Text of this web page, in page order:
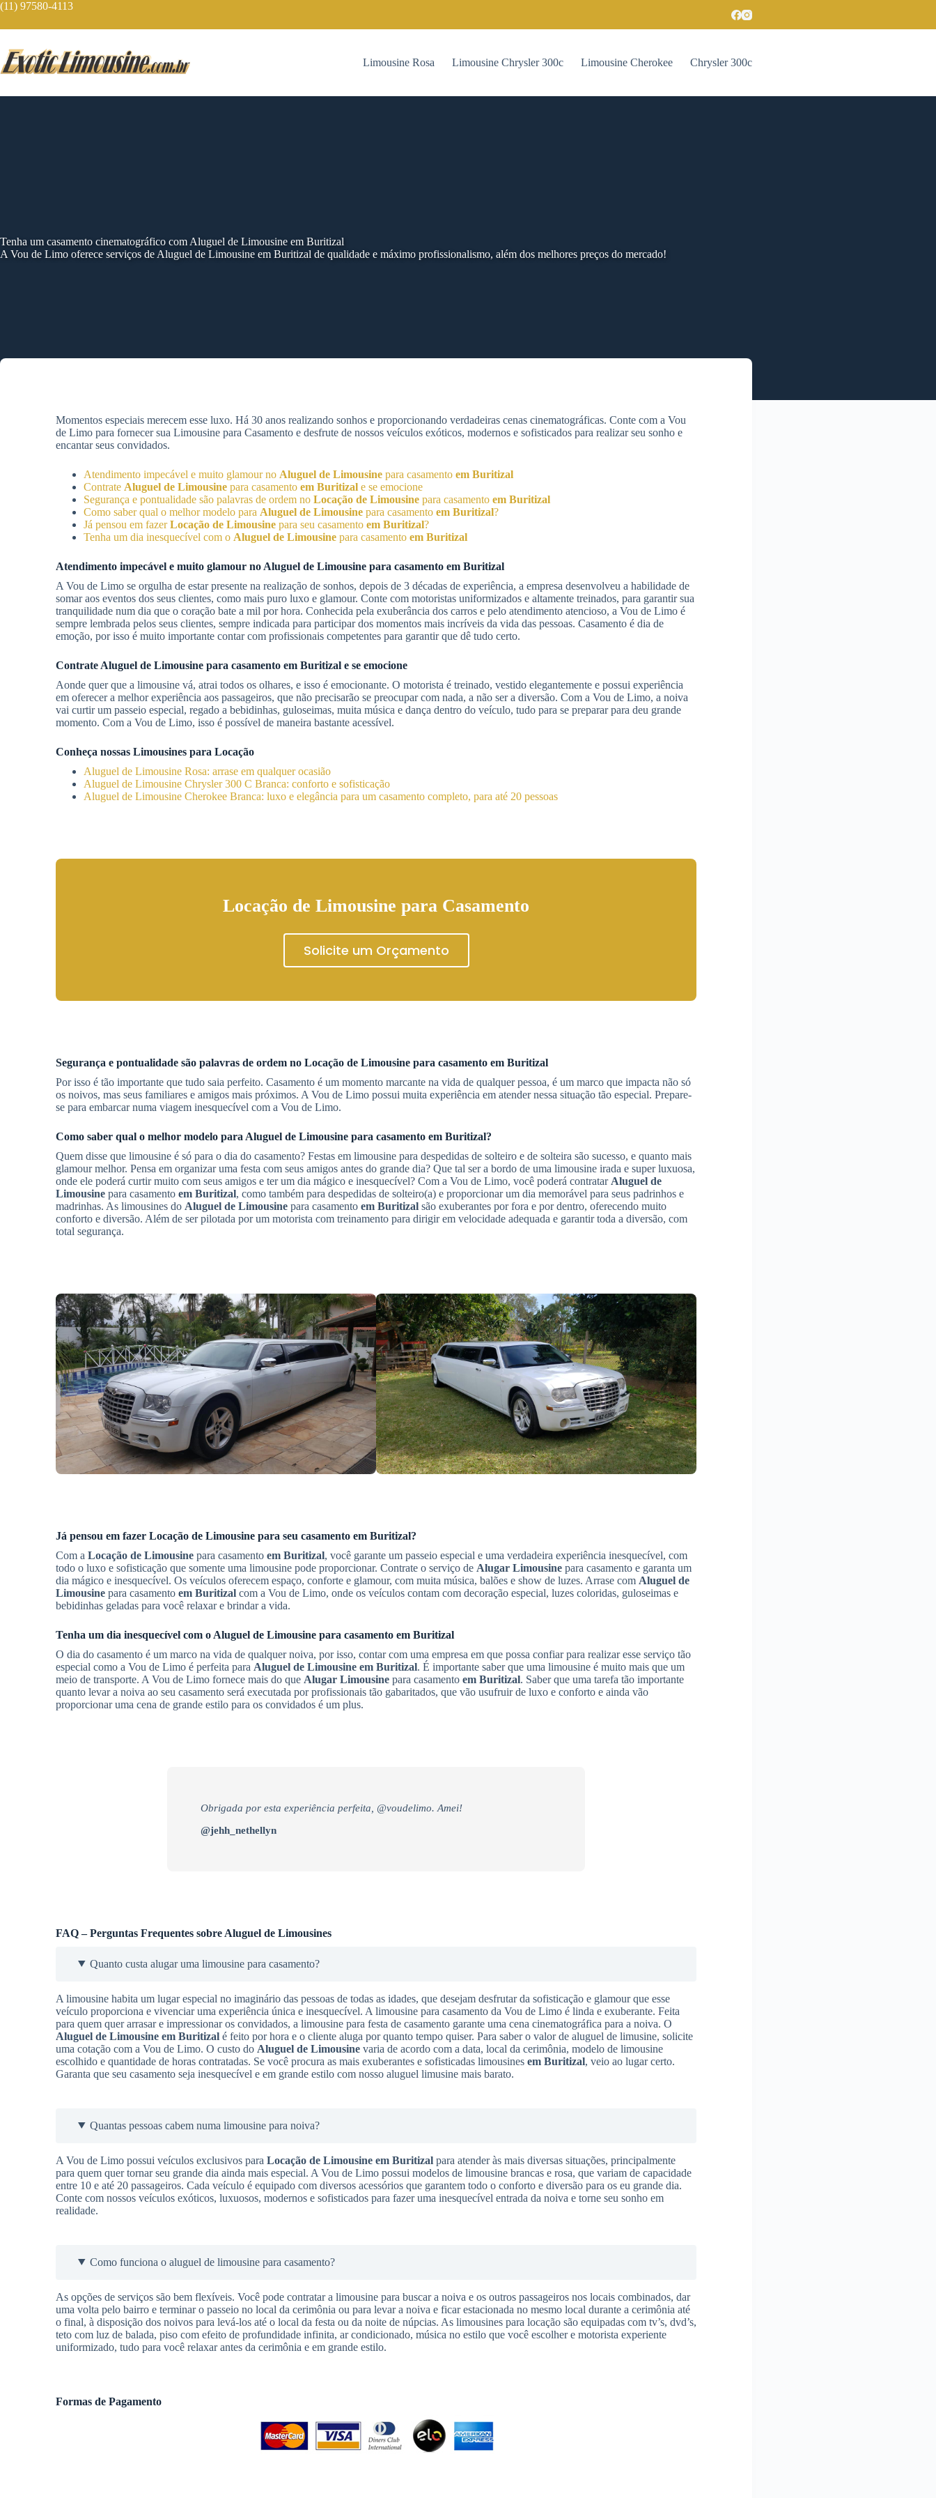
Skip
content
(11) 97580-4113
Limousine Rosa Limousine Chrysler 300c Limousine Cherokee Chrysler 300c
Tenha um casamento cinematográfico com Aluguel de Limousine em Buritizal
A Vou de Limo oferece serviços de Aluguel de Limousine em Buritizal de qualidade e máximo profissionalismo, além dos melhores preços do mercado!
Momentos especiais merecem esse luxo. Há 30 anos realizando sonhos e proporcionando verdadeiras cenas cinematográficas. Conte com a Vou
de Limo para fornecer sua Limousine para Casamento e desfrute de nossos veículos exóticos, modernos e sofisticados para realizar seu sonho e
encantar seus convidados.
Atendimento impecável e muito glamour no Aluguel de Limousine para casamento em Buritizal
Contrate Aluguel de Limousine para casamento em Buritizal e se emocione
Segurança e pontualidade são palavras de ordem no Locação de Limousine para casamento em Buritizal
Como saber qual o melhor modelo para Aluguel de Limousine para casamento em Buritizal?
Já pensou em fazerLocação de Limousine para seu casamento em Buritizal?
Tenha um dia inesquecível com o Aluguel de Limousine para casamento em Buritizal
Atendimento impecável e muito glamour no Aluguel de Limousine para casamento em Buritizal
A Vou de Limo se orgulha de estar presente na realização de sonhos, depois de 3 décadas de experiência, a empresa desenvolveu a habilidade de
somar aos eventos dos seus clientes, como mais puro luxo e glamour. Conte com motoristas uniformizados e altamente treinados, para garantir sua
tranquilidade num dia que o coração bate a mil por hora. Conhecida pela exuberância dos carros e pelo atendimento atencioso, a Vou de Limo é
sempre lembrada pelos seus clientes, sempre indicada para participar dos momentos mais incríveis da vida das pessoas. Casamento é dia de
emoção, por isso é muito importante contar com profissionais competentes para garantir que dê tudo certo.
Contrate Aluguel de Limousine para casamento em Buritizal e se emocione
Aonde quer que a limousine vá, atrai todos os olhares, e isso é emocionante. O motorista é treinado, vestido elegantemente e possui experiência
em oferecer a melhor experiência aos passageiros, que não precisarão se preocupar com nada, a não ser a diversão. Com a Vou de Limo, a noiva
vai curtir um passeio especial, regado a bebidinhas, guloseimas, muita música e dança dentro do veículo, tudo para se preparar para deu grande
momento. Com a Vou de Limo, isso é possível de maneira bastante acessível.
Conheça nossas Limousines para Locação
Aluguel de Limousine Rosa: arrase em qualquer ocasião
Aluguel de Limousine Chrysler 300 C Branca: conforto e sofisticação
Aluguel de Limousine Cherokee Branca: luxo e elegância para um casamento completo, para até 20 pessoas
Locação de Limousine para Casamento
Solicite um Orçamento
Segurança e pontualidade são palavras de ordem no Locação de Limousine para casamento em Buritizal
Por isso é tão importante que tudo saia perfeito. Casamento é um momento marcante na vida de qualquer pessoa, é um marco que impacta não só
os noivos, mas seus familiares e amigos mais próximos. A Vou de Limo possui muita experiência em atender nessa situação tão especial. Prepare-
se para embarcar numa viagem inesquecível com a Vou de Limo.
Como saber qual o melhor modelo para Aluguel de Limousine para casamento em Buritizal?
Quem disse que limousine é só para o dia do casamento? Festas em limousine para despedidas de solteiro e de solteira são sucesso, e quanto mais
glamour melhor. Pensa em organizar uma festa com seus amigos antes do grande dia? Que tal ser a bordo de uma limousine irada e super luxuosa,
onde ele poderá curtir muito com seus amigos e ter um dia mágico e inesquecível? Com a Vou de Limo, você poderá contratar Aluguel de
Limousine para casamento em Buritizal, como também para despedidas de solteiro(a) e proporcionar um dia memorável para seus padrinhos e
madrinhas. As limousines do Aluguel de Limousine para casamento em Buritizal são exuberantes por fora e por dentro, oferecendo muito
conforto e diversão. Além de ser pilotada por um motorista com treinamento para dirigir em velocidade adequada e garantir toda a diversão, com
total segurança.
Já pensou em fazer Locação de Limousine para seu casamento em Buritizal?
Com a Locação de Limousine para casamento em Buritizal, você garante um passeio especial e uma verdadeira experiência inesquecível, com
todo o luxo e sofisticação que somente uma limousine pode proporcionar. Contrate o serviço de Alugar Limousine para casamento e garanta um
dia mágico e inesquecível. Os veículos oferecem espaço, conforte e glamour, com muita música, balões e show de luzes. Arrase com Aluguel de
Limousine para casamento em Buritizal com a Vou de Limo, onde os veículos contam com decoração especial, luzes coloridas, guloseimas e
bebidinhas geladas para você relaxar e brindar a vida.
Tenha um dia inesquecível com o Aluguel de Limousine para casamento em Buritizal
O dia do casamento é um marco na vida de qualquer noiva, por isso, contar com uma empresa em que possa confiar para realizar esse serviço tão
especial como a Vou de Limo é perfeita para Aluguel de Limousine em Buritizal. É importante saber que uma limousine é muito mais que um
meio de transporte. A Vou de Limo fornece mais do que Alugar Limousine para casamento em Buritizal. Saber que uma tarefa tão importante
quanto levar a noiva ao seu casamento será executada por profissionais tão gabaritados, que vão usufruir de luxo e conforto e ainda vão
proporcionar uma cena de grande estilo para os convidados é um plus.
Obrigada por esta experiência perfeita, @voudelimo. Amei!
@jehh_nethellyn
FAQ – Perguntas Frequentes sobre Aluguel de Limousines
Quanto custa alugar uma limousine para casamento?
A limousine habita um lugar especial no imaginário das pessoas de todas as idades, que desejam desfrutar da sofisticação e glamour que esse
veículo proporciona e vivenciar uma experiência única e inesquecível. A limousine para casamento da Vou de Limo é linda e exuberante. Feita
para quem quer arrasar e impressionar os convidados, a limousine para festa de casamento garante uma cena cinematográfica para a noiva. O
Aluguel de Limousine em Buritizal é feito por hora e o cliente aluga por quanto tempo quiser. Para saber o valor de aluguel de limusine, solicite
uma cotação com a Vou de Limo. O custo do Aluguel de Limousine varia de acordo com a data, local da cerimônia, modelo de limousine
escolhido e quantidade de horas contratadas. Se você procura as mais exuberantes e sofisticadas limousines em Buritizal, veio ao lugar certo.
Garanta que seu casamento seja inesquecível e em grande estilo com nosso aluguel limusine mais barato.
Quantas pessoas cabem numa limousine para noiva?
A Vou de Limo possui veículos exclusivos para Locação de Limousine em Buritizal para atender às mais diversas situações, principalmente
para quem quer tornar seu grande dia ainda mais especial. A Vou de Limo possui modelos de limousine brancas e rosa, que variam de capacidade
entre 10 e até 20 passageiros. Cada veículo é equipado com diversos acessórios que garantem todo o conforto e diversão para os eu grande dia.
Conte com nossos veículos exóticos, luxuosos, modernos e sofisticados para fazer uma inesquecível entrada da noiva e torne seu sonho em
realidade.
Como funciona o aluguel de limousine para casamento?
As opções de serviços são bem flexíveis. Você pode contratar a limousine para buscar a noiva e os outros passageiros nos locais combinados, dar
uma volta pelo bairro e terminar o passeio no local da cerimônia ou para levar a noiva e ficar estacionada no mesmo local durante a cerimônia até
o final, à disposição dos noivos para levá-los até o local da festa ou da noite de núpcias. As limousines para locação são equipadas com tv’s, dvd’s,
teto com luz de balada, piso com efeito de profundidade infinita, ar condicionado, música no estilo que você escolher e motorista experiente
uniformizado, tudo para você relaxar antes da cerimônia e em grande estilo.
Formas de Pagamento